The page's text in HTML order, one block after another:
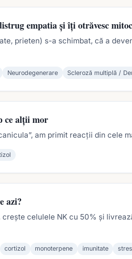
empatia și îți otrăvesc
prieten) s-a schimbat, că a
Neurodegenerare Scleroză multiplă /
ce alții mor
am primit reacții din cele
azi?
celulele NK cu 50% și
cortizol monoterpene imunitate stres